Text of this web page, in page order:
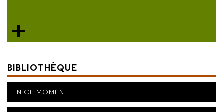
BIBLIOTHÈQUE
EN CE MOMENT